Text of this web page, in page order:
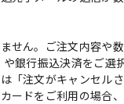
せん。ご注文内容や
銀行振込決済をご選
「注文がキャンセル
ードをご利用の場合